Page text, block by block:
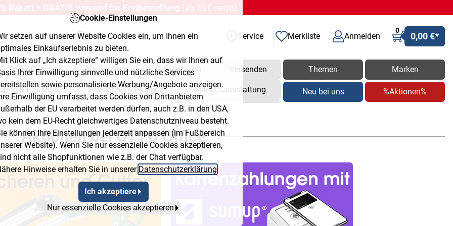
Cookie-Einstellungen
setzen auf unserer Website Cookies ein, um Ihnen ein
Einkaufserlebnis zu bieten.
Klick auf „Ich akzeptiere“ willigen Sie ein, dass wir Ihnen auf
Ihrer Einwilligung sinnvolle und nützliche Services
sowie personalisierte Werbung/Angebote anzeigen.
Einwilligung umfasst, dass Cookies von Drittanbietern
der EU verarbeitet werden dürfen, auch z.B. in den USA,
kein dem EU-Recht gleichwertiges Datenschutzniveau besteht.
können Ihre Einstellungen jederzeit anpassen (im Fußbereich
Website). Wenn Sie nur essenzielle Cookies akzeptieren,
nicht alle Shopfunktionen wie z.B. der Chat verfügbar.
Hinweise erhalten Sie in unserer Datenschutzerklärung
Ich akzeptiere
Nur essenzielle Cookies akzeptieren
Rabatt + GRATIS Versand für Erstbestellung (ab 49€ netto)
Service Merkliste Anmelden
0
0,00 €*
Schreibwaren Bürotechnik Präsentation Versenden
& Haushalt Reinigung & Hygiene Betriebsausstattung
& Baumarkt
Themen Marken
Neu bei uns %Aktionen%
Aktionen bei OTTO Office